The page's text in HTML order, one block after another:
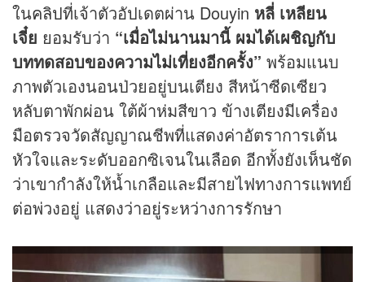
ในคลิปที่เจ้าตัวอัปเดตผ่าน Douyin หลี่ เหลียน
เจี๋ย ยอมรับว่า “เมื่อไม่นานมานี้ ผมได้เผชิญกับ
บททดสอบของความไม่เที่ยงอีกครั้ง” พร้อมแนบ
ภาพตัวเองนอนป่วยอยู่บนเตียง สีหน้าซีดเซียว
หลับตาพักผ่อน ใต้ผ้าห่มสีขาว ข้างเตียงมีเครื่อง
มือตรวจวัดสัญญาณชีพที่แสดงค่าอัตราการเต้น
หัวใจและระดับออกซิเจนในเลือด อีกทั้งยังเห็นชัด
ว่าเขากำลังให้น้ำเกลือและมีสายไฟทางการแพทย์
ต่อพ่วงอยู่ แสดงว่าอยู่ระหว่างการรักษา